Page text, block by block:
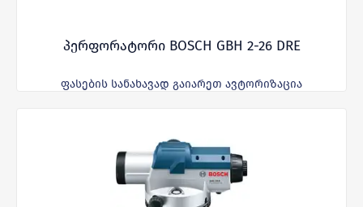
პერფორატორი BOSCH GBH 2-26 DRE
ფასების სანახავად გაიარეთ ავტორიზაცია